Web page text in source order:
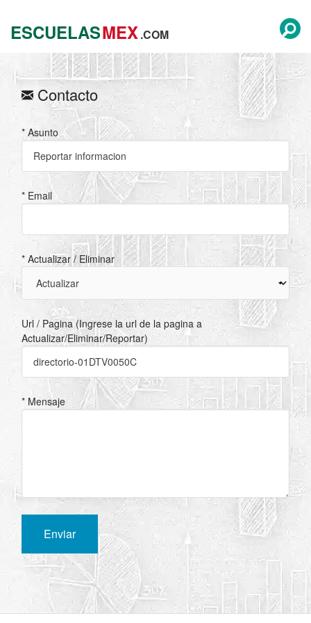
ESCUELASMEX.COM
Contacto
* Asunto
* Email
* Actualizar / Eliminar
Url / Pagina (Ingrese la url de la pagina a
Actualizar/Eliminar/Reportar)
* Mensaje
Enviar